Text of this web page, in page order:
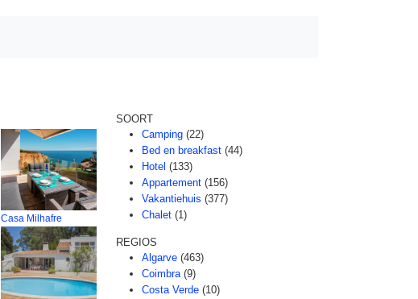
Casa Milhafre
SOORT
Camping (22)
Bed en breakfast (44)
Hotel (133)
Appartement (156)
Vakantiehuis (377)
Chalet (1)
REGIOS
Algarve (463)
Coimbra (9)
Costa Verde (10)